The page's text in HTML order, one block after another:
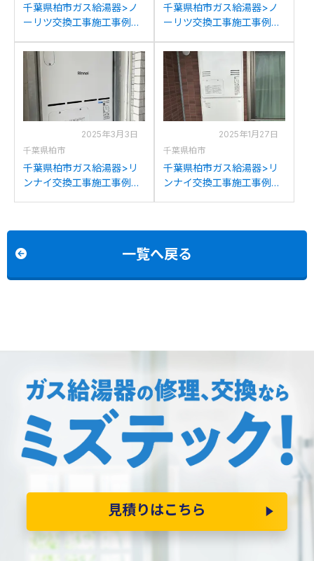
千葉県柏市ガス給湯器>ノ
ーリツ交換工事施工事例：
らノーリツGT-C2072SAW
BLへの交換
千葉県柏市ガス給湯器>ノ
ーリツ交換工事施工事例：
からノーリツGT-2470AW-
H BLへの交換
2025年3月3日
千葉県柏市
千葉県柏市ガス給湯器>リ
ンナイ交換工事施工事例：
2025年1月27日
千葉県柏市
千葉県柏市ガス給湯器>リ
ンナイ交換工事施工事例：
一覧へ戻る
見積りはこちら